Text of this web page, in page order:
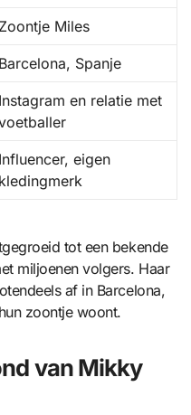
Zoontje Miles
Barcelona, Spanje
Instagram en relatie met
Influencer, eigen
kledingmerk
tot een bekende
miljoenen volgers. Haar
af in Barcelona,
zoontje woont.
van Mikky